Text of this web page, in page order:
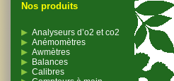
Nos produits
Analyseurs d’o2 et co2
Anémomètres
Awmètres
Balances
Calibres